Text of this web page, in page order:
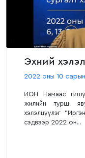
Эхний
2022 оны 10
ИОН Намаас
жилийн турш
хэлэлцүүлэг
сэдвээр 2022 он...